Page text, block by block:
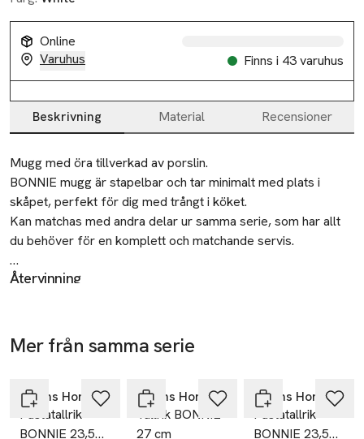
Online
Varuhus
Finns i 43 varuhus
Beskrivning Material Recensioner
Beskrivning
Mugg med öra tillverkad av porslin.
BONNIE mugg är stapelbar och tar minimalt med plats i
skåpet, perfekt för dig med trångt i köket.
Kan matchas med andra delar ur samma serie, som har allt
du behöver för en komplett och matchande servis.
• Porslinsmugg med handtag
• Tål diskmaskin och mikrovågsugn
Återvinning
Åhléns AB
113 43 Stockholm
Sweden
Mer från samma serie
Åhléns Home
Pastatallrik
BONNIE 23,5
Åhléns Home
Tallrik BONNIE
27 cm
Åhléns Home
Pastatallrik
BONNIE 23,5